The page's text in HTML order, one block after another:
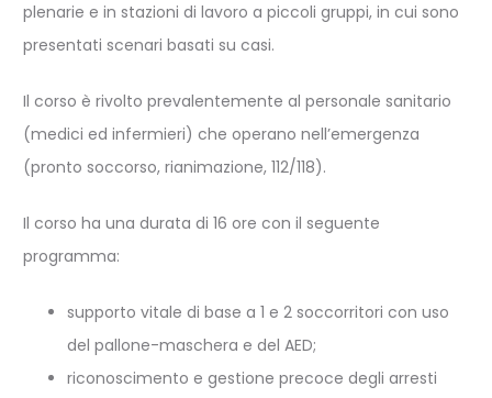
plenarie e in stazioni di lavoro a piccoli gruppi, in cui sono
presentati scenari basati su casi.
Il corso è rivolto prevalentemente al personale sanitario
(medici ed infermieri) che operano nell’emergenza
(pronto soccorso, rianimazione, 112/118).
Il corso ha una durata di 16 ore con il seguente
programma:
supporto vitale di base a 1 e 2 soccorritori con uso
del pallone-maschera e del AED;
riconoscimento e gestione precoce degli arresti